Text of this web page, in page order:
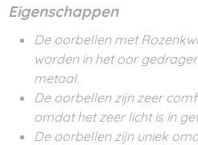
Eigenschappen
De oorbellen met
worden in het oor
metaal.
De oorbellen zijn zeer
omdat het zeer licht is in
De oorbellen zijn uniek